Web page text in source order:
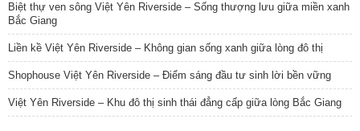
Biệt thự ven sông Việt Yên Riverside – Sống thượng lưu giữa miền xanh
Bắc Giang
Liền kề Việt Yên Riverside – Không gian sống xanh giữa lòng đô thị
Shophouse Việt Yên Riverside – Điểm sáng đầu tư sinh lời bền vững
Việt Yên Riverside – Khu đô thị sinh thái đẳng cấp giữa lòng Bắc Giang